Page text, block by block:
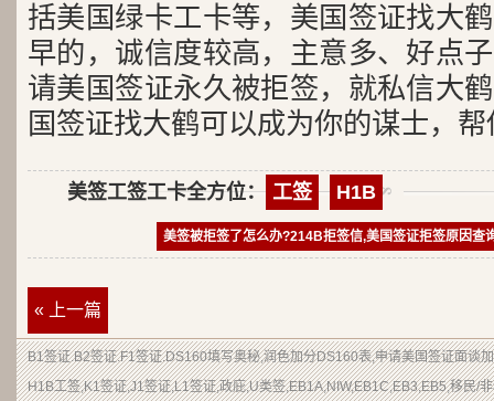
括美国绿卡工卡等，美国签证找大
早的，诚信度较高，主意多、好点
请美国签证永久被拒签，就私信大
国签证找大鹤可以成为你的谋士，
美签工签工卡全方位： 工签 H1B
美签被拒签了怎么办?214B拒签信,美国签证拒签原因查
« 上一篇
B1签证.B2签证.F1签证.DS160填写奥秘,润色加分DS160表,申请美国签证面谈
H1B工签,K1签证,J1签证,L1签证,政庇,U类签,EB1A,NIW,EB1C,EB3,EB5,移民/